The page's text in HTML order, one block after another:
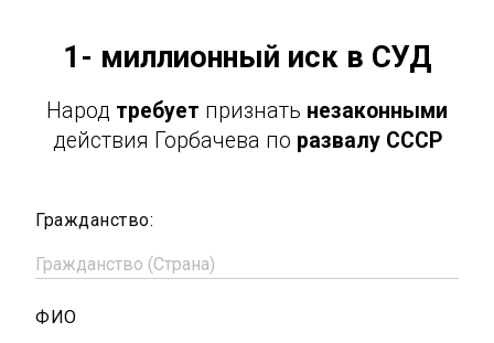
1- миллионный иск в СУД
Народ требует признать незаконными
действия Горбачева по развалу СССР
Гражданство:
ФИО